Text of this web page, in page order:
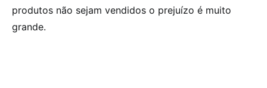
produtos não sejam vendidos o prejuízo é muito
grande.